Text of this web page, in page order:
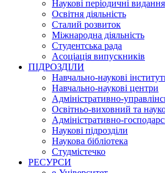
Наукові періодичні видання
Освітня діяльність
Сталий розвиток
Міжнародна діяльність
Студентська рада
Асоціація випускників
ПІДРОЗДІЛИ
Навчально-наукові
Навчально-наукові центри
Адміністративно-
Освітньо-виховний та
Адміністративно-
Наукові підрозділи
Наукова бібліотека
Студмістечко
РЕСУРСИ